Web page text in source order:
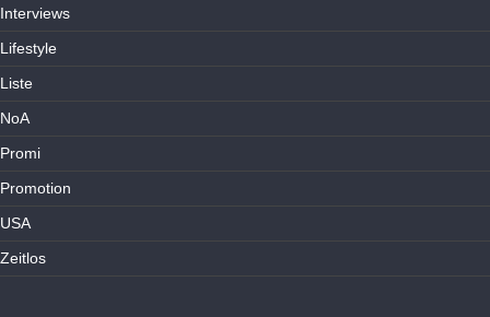
Interviews
Lifestyle
Liste
NoA
Promi
Promotion
USA
Zeitlos